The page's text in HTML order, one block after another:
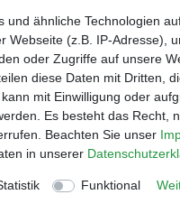
Mo-
und ähnliche Technologien
Webseite (z.B. IP-Adresse),
oder Zugriffe auf unsere
diese Daten mit Dritten,
mit Einwilligung oder
Es besteht das Recht,
Beachten Sie unser
in unserer
Funktional